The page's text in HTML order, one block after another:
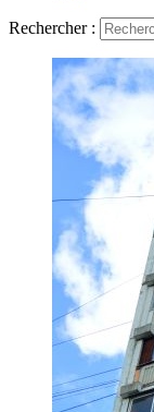
Rechercher :